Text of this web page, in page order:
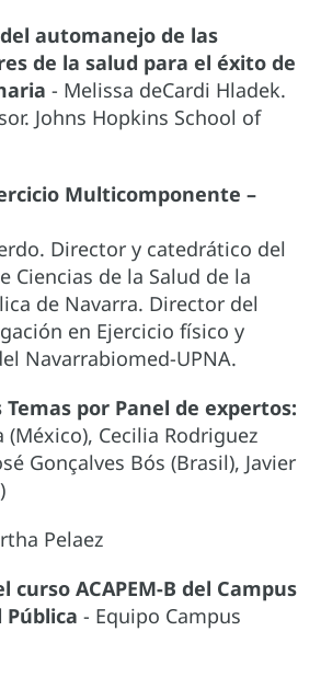
automanejo de las
de la salud para el éxito de
- Melissa deCardi Hladek.
Johns Hopkins School of
Multicomponente –
Director y catedrático del
Ciencias de la Salud de la
de Navarra. Director del
en Ejercicio físico y
Navarrabiomed-UPNA.
Temas por Panel de expertos:
Cecilia Rodriguez
Gonçalves Bós (Brasil), Javier
Pelaez
curso ACAPEM-B del Campus
- Equipo Campus